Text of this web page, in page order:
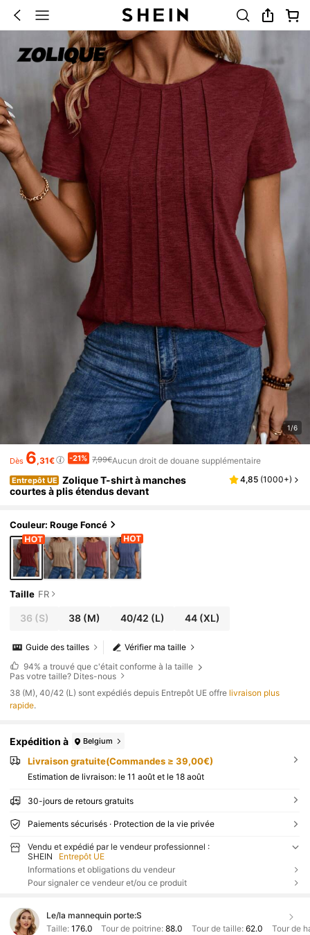
1/6
Dès 6,31€ -21% 7,99€Aucun droit de douane supplémentaire
Entrepôt UE Zolique T-shirt à manches
courtes à plis étendus devant
4,85 (1000+)
Couleur: Rouge Foncé
Taille FR
36 (S) 38 (M) 40/42 (L) 44(XL)
Vérifier ma taille
Guide des tailles
94% a trouvé que c'était conforme à la taille
Pas votre taille? Dites-nous
​38 (M), 40/42 (L) sont expédiés depuis Entrepôt UE offre livraison plus
rapide.
Expédition à Belgium
Livraison gratuite(Commandes ≥ 39,00€)
Estimation de livraison: le 11 août et le 18 août
30-jours de retours gratuits
Paiements sécurisés · Protection de la vie privée
Vendu et expédié par le vendeur professionnel :
SHEIN
Entrepôt UE
Informations et obligations du vendeur
Pour signaler ce vendeur et/ou ce produit
Le/la mannequin porte:S
Taille: 176.0 Tour de poitrine:88.0 Tour de taille: 62.0 Tour de